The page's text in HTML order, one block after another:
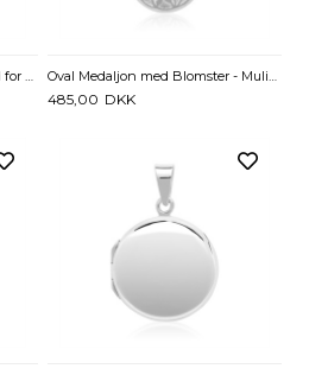
Oval Medaljon i Sølv - Mulighed for gravering Oval Medaljon med Blomster - Mulighed for gravering
485,00 DKK